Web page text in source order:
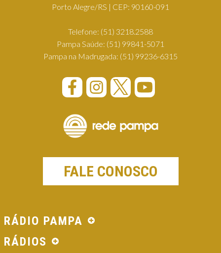
Porto Alegre/RS | CEP: 90160-091
Telefone: (51) 3218.2588
Pampa Saúde: (51) 99841-5071
Pampa na Madrugada: (51) 99236-6315
FALE CONOSCO
RÁDIO PAMPA
RÁDIOS